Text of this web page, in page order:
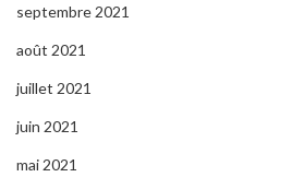
septembre 2021
août 2021
juillet 2021
juin 2021
mai 2021